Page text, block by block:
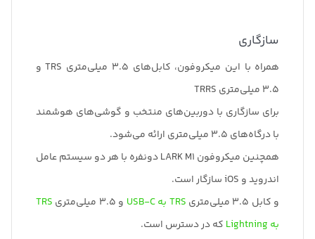
سازگاری
همراه با این میکروفون، کابل‌های 3.5 میلی‌متری TRS و
3.5 میلی‌متری TRRS
برای سازگاری با دوربین‌های منتخب و گوشی‌های هوشمند
با درگاه‌های 3.5 میلی‌متری ارائه می‌شود.
همچنین میکروفون LARK M1 دونفره با هر دو سیستم عامل
اندروید و iOS سازگار است.
و کابل 3.5 میلی‌متری
و 3.5 میلی‌متری
TRS
به Lightning
که در دسترس است.